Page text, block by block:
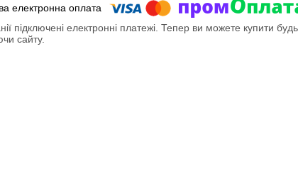
підключені електронні платежі. Тепер ви можете купити
сайту.